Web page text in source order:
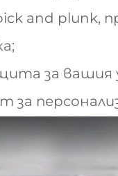
and plunk,
за вашия
за